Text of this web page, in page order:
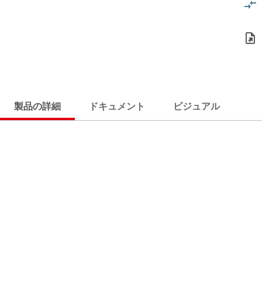
製品の詳細 ドキュメント ビジュアル